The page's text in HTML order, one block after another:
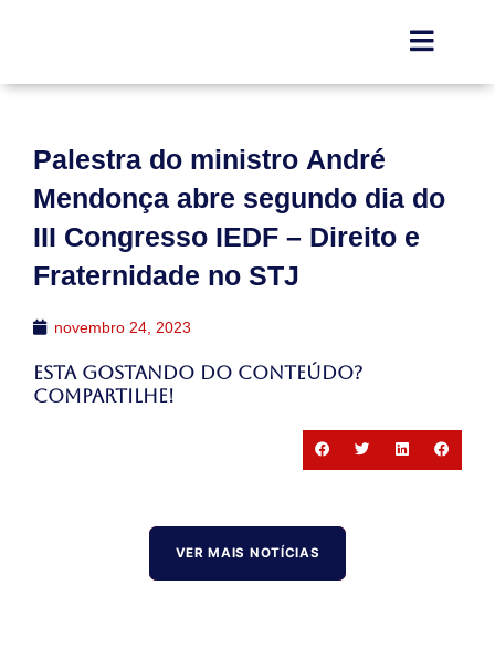
Palestra do ministro André
Mendonça abre segundo dia do
III Congresso IEDF – Direito e
Fraternidade no STJ
novembro 24, 2023
Esta gostando do conteúdo?
Compartilhe!
VER MAIS NOTÍCIAS